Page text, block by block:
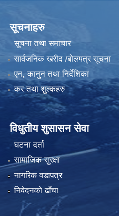
सूचनाहरु
सूचना तथा समाचार
सार्वजनिक खरीद /बोलपत्र सूचना
एन, कानुन तथा निर्देशिका
कर तथा शुल्कहरु
विधुतीय शुसासन सेवा
घटना दर्ता
सामाजिक सुरक्षा
नागरिक वडापत्र
निवेदनको ढाँचा